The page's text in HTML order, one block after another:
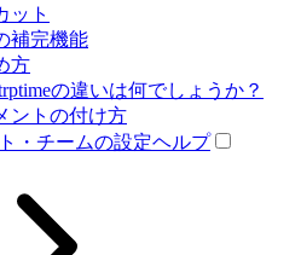
ット
補完機能
方
の違いは何でしょうか？
ントの付け方
・チームの設定ヘルプ